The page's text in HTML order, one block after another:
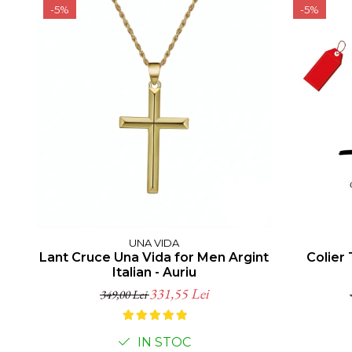
-5%
UNA VIDA
Lant Cruce Una Vida for Men Argint
Italian - Auriu
349,00 Lei331,55 Lei
IN STOC
-5%
Colier